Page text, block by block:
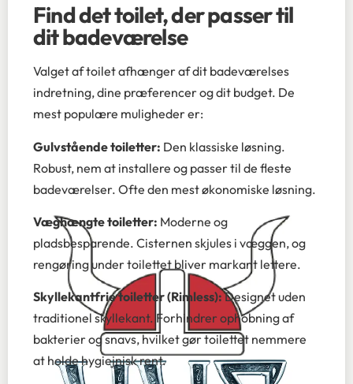
Find det toilet, der passer til
dit badeværelse
Valget af toilet afhænger af dit badeværelses
indretning, dine præferencer og dit budget. De
mest populære muligheder er:
Gulvstående toiletter: Den klassiske løsning.
Robust, nem at installere og passer til de fleste
badeværelser. Ofte den mest økonomiske løsning.
Væghængte toiletter: Moderne og
pladsbesparende. Cisternen skjules i væggen, og
rengøring under toilettet bliver markant lettere.
Skyllekantfrie toiletter (Rimless):Designet uden
traditionel skyllekant. Forhindrer ophobning af
bakterier og snavs, hvilket gør toilettet nemmere
at holde hygiejnisk rent.